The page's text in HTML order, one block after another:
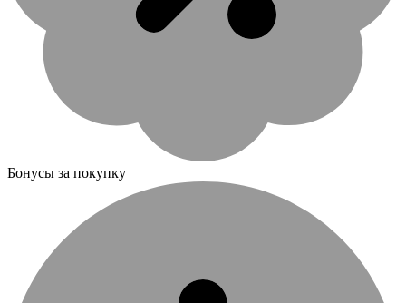
Бонусы за покупку